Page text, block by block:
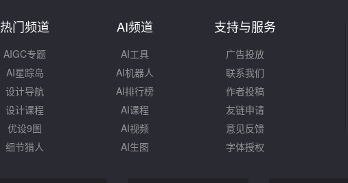
热门频道
AIGC专题
AI星踪岛
设计导航
设计课程
优设9图
细节猎人
AI频道
AI工具
AI机器人
AI排行榜
AI课程
AI视频
AI生图
支持与服务
广告投放
联系我们
作者投稿
友链申请
意见反馈
字体授权